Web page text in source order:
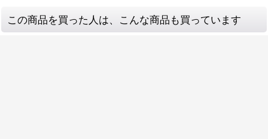
この商品を買った人は、こんな商品も買っています